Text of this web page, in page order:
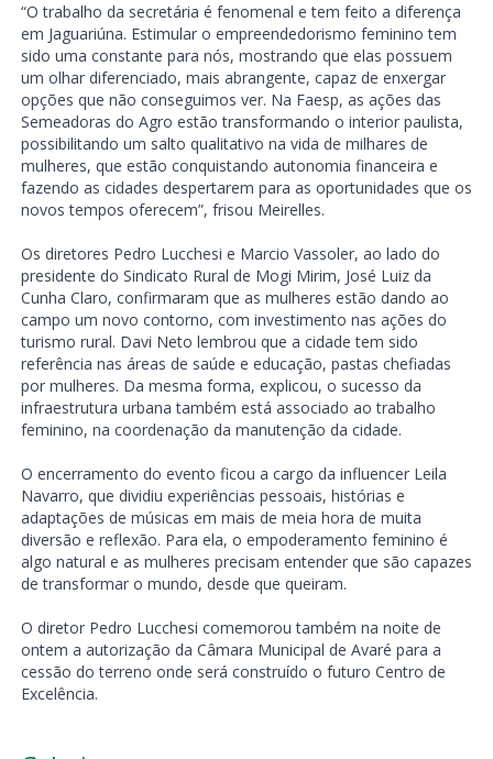
“O trabalho da secretária é fenomenal e tem feito a diferença
em Jaguariúna. Estimular o empreendedorismo feminino tem
sido uma constante para nós, mostrando que elas possuem
um olhar diferenciado, mais abrangente, capaz de enxergar
opções que não conseguimos ver. Na Faesp, as ações das
Semeadoras do Agro estão transformando o interior paulista,
possibilitando um salto qualitativo na vida de milhares de
mulheres, que estão conquistando autonomia financeira e
fazendo as cidades despertarem para as oportunidades que os
novos tempos oferecem”, frisou Meirelles.
Os diretores Pedro Lucchesi e Marcio Vassoler, ao lado do
presidente do Sindicato Rural de Mogi Mirim, José Luiz da
Cunha Claro, confirmaram que as mulheres estão dando ao
campo um novo contorno, com investimento nas ações do
turismo rural. Davi Neto lembrou que a cidade tem sido
referência nas áreas de saúde e educação, pastas chefiadas
por mulheres. Da mesma forma, explicou, o sucesso da
infraestrutura urbana também está associado ao trabalho
feminino, na coordenação da manutenção da cidade.
O encerramento do evento ficou a cargo da influencer Leila
Navarro, que dividiu experiências pessoais, histórias e
adaptações de músicas em mais de meia hora de muita
diversão e reflexão. Para ela, o empoderamento feminino é
algo natural e as mulheres precisam entender que são capazes
de transformar o mundo, desde que queiram.
O diretor Pedro Lucchesi comemorou também na noite de
ontem a autorização da Câmara Municipal de Avaré para a
cessão do terreno onde será construído o futuro Centro de
Excelência.